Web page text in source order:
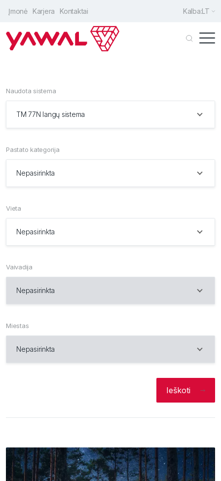
Įmonė Karjera Kontaktai Kalba:LT
Gamintojai
Stumdomos durys
Naudota sistema
TM 77N langų sistema
Pastato kategorija
Nepasirinkta
Vieta
Nepasirinkta
Vaivadija
Nepasirinkta
Miestas
Nepasirinkta
Ieškoti